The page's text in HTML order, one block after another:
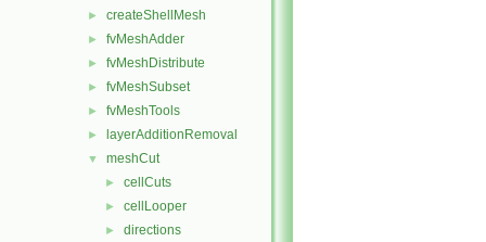
► createShellMesh
► fvMeshAdder
► fvMeshDistribute
► fvMeshSubset
► fvMeshTools
► layerAdditionRemoval
▼ meshCut
► cellCuts
► cellLooper
► directions